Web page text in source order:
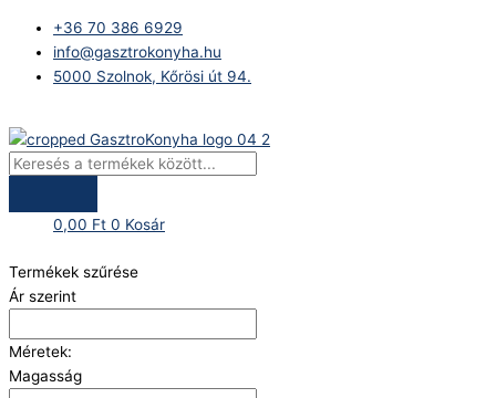
content
+36 70 386 6929
info@gasztrokonyha.hu
5000 Szolnok, Kőrösi út 94.
search
0,00 Ft 0 Kosár
Termékek szűrése
Ár szerint
Méretek:
Magasság